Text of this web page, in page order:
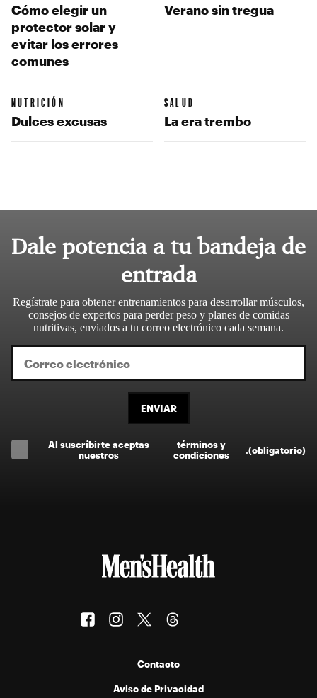
Cómo elegir un
protector solar y
evitar los errores
comunes
Verano sin tregua
NUTRICIÓN
Dulces excusas
SALUD
La era trembo
Dale potencia a tu bandeja de
entrada
Regístrate para obtener entrenamientos para desarrollar músculos,
consejos de expertos para perder peso y planes de comidas
nutritivas, enviados a tu correo electrónico cada semana.
ENVIAR
Al suscríbirte aceptas
nuestros
términos y
condiciones
(obligatorio)
Contacto
Aviso de Privacidad